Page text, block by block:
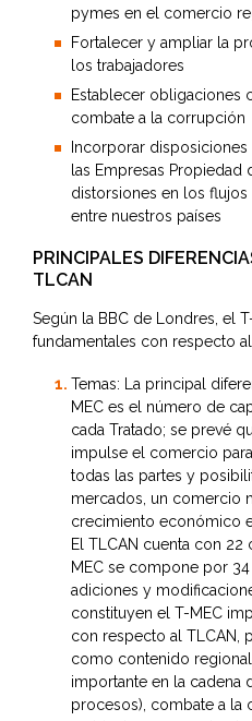
pymes en el comercio
Fortalecer y ampliar la
los trabajadores
Establecer obligaciones
combate a la corrupción
Incorporar
las Empresas Propiedad
distorsiones en los
entre nuestros países
PRINCIPALES
TLCAN
Según la BBC de Londres, el
fundamentales con respecto al
Temas: La principal
MEC es el número de
cada Tratado; se prevé
impulse el comercio
todas las partes y
mercados, un comercio
crecimiento económico
El TLCAN cuenta con
MEC se compone por
adiciones y
constituyen el T-MEC
con respecto al TLCAN,
como contenido
importante en la cadena
procesos), combate a la